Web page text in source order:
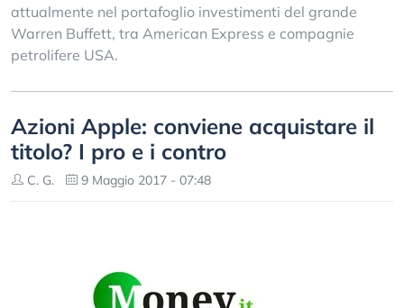
attualmente nel portafoglio investimenti del grande
Warren Buffett, tra American Express e compagnie
petrolifere USA.
Azioni Apple: conviene acquistare il
titolo? I pro e i contro
C. G. 9 Maggio 2017 - 07:48